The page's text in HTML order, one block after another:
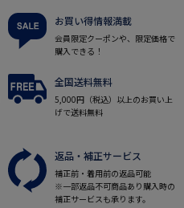
お買い得情報満載
会員限定クーポンや、限定価格で
購入できる！
全国送料無料
5,000円（税込）以上のお買い上
げで送料無料
返品・補正サービス
補正前・着用前の返品可能
※一部返品不可商品あり購入時の
補正サービスも承ります。